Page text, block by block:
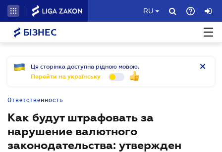
RU
БІЗНЕС
Ця сторінка доступна рідною мовою.
Перейти на українську
Ответственность
Как будут штрафовать за
нарушение валютного
законодательства: утвержден